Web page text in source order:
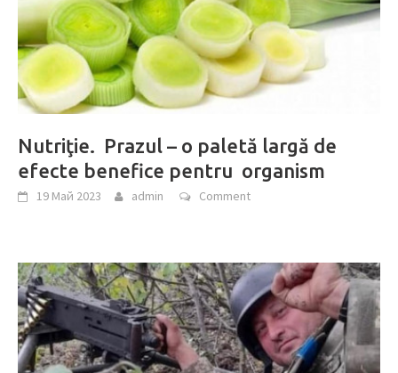
Nutriţie. Prazul – o paletă largă de
efecte benefice pentru organism
19 Май 2023 admin Comment